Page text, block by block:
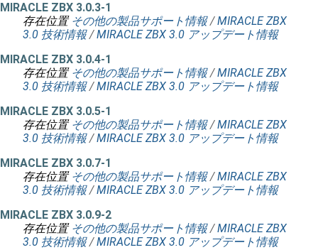
MIRACLE ZBX 3.0.3-1
存在位置 その他の製品サポート情報 /MIRACLE ZBX
3.0 技術情報 /MIRACLE ZBX 3.0 アップデート情報
MIRACLE ZBX 3.0.4-1
存在位置 その他の製品サポート情報 /MIRACLE ZBX
3.0 技術情報 /MIRACLE ZBX 3.0 アップデート情報
MIRACLE ZBX 3.0.5-1
存在位置 その他の製品サポート情報 /MIRACLE ZBX
3.0 技術情報 /MIRACLE ZBX 3.0 アップデート情報
MIRACLE ZBX 3.0.7-1
存在位置 その他の製品サポート情報 /MIRACLE ZBX
3.0 技術情報 /MIRACLE ZBX 3.0 アップデート情報
MIRACLE ZBX 3.0.9-2
存在位置 その他の製品サポート情報 /MIRACLE ZBX
3.0 技術情報 /MIRACLE ZBX 3.0 アップデート情報